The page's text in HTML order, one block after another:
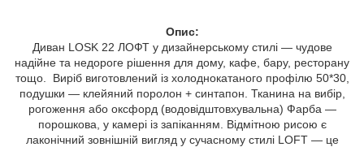
Опис:
Диван LOSK 22 ЛОФТ у дизайнерському стилі — чудове
надійне та недороге рішення для дому, кафе, бару, ресторану
тощо. Виріб виготовлений із холоднокатаного профілю 50*30,
подушки — клейяний поролон + синтапон. Тканина на вибір,
рогоження або оксфорд (водовідштовхувальна) Фарба —
порошкова, у камері із запіканням. Відмітною рисою є
лаконічний зовнішній вигляд у сучасному стилі LOFT — це